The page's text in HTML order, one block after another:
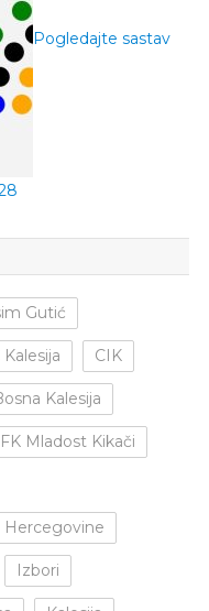
Pogledajte sastav
Gutić
Kalesija CIK
Kalesija
FK Mladost Kikači
Hercegovine
Izbori